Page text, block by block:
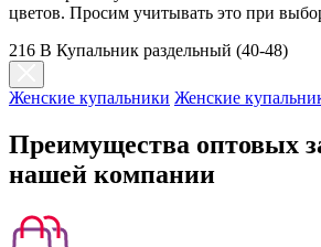
цветов. Просим учитывать это при
216 B Купальник раздельный (40-48)
Женские купальники Женские
Преимущества оптовых
нашей компании